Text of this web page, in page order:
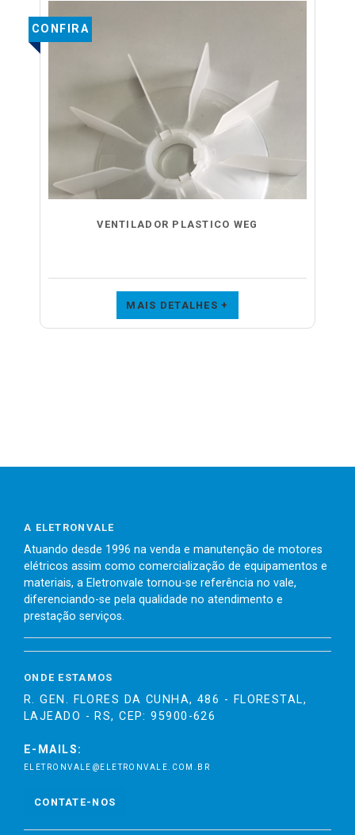
VENTILADOR PLASTICO WEG
CONFIRA
MAIS DETALHES +
A ELETRONVALE
Atuando desde 1996 na venda e manutenção de motores
elétricos assim como comercialização de equipamentos e
materiais, a Eletronvale tornou-se referência no vale,
diferenciando-se pela qualidade no atendimento e
prestação serviços.
ONDE ESTAMOS
R. GEN. FLORES DA CUNHA, 486 - FLORESTAL,
LAJEADO - RS, CEP: 95900-626
E-MAILS:
ELETRONVALE@ELETRONVALE.COM.BR
CONTATE-NOS